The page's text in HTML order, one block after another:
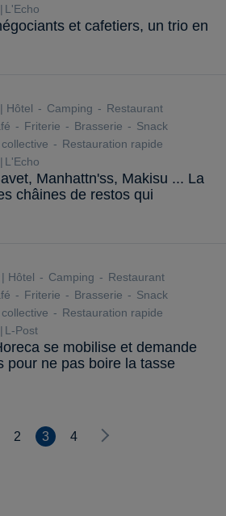
L'Echo
et cafetiers, un trio en
Hôtel Camping
Restaurant
Friterie Brasserie
Snack
Restauration rapide
L'Echo
Manhattn'ss, Makisu ... La
châines de restos qui
Hôtel Camping
Restaurant
Friterie Brasserie
Snack
Restauration rapide
L-Post
se mobilise et demande
pour ne pas boire la tasse
2 3 4